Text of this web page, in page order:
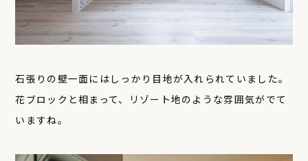
石張りの壁一面にはしっかり目地が入れられていました。
花ブロックと相まって、リゾート地のような雰囲気がでて
いますね。